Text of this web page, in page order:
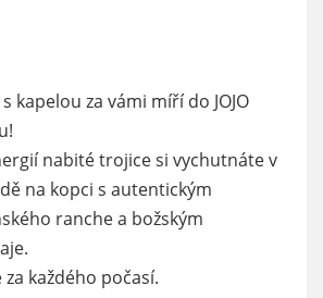
kapelou za vámi míří do JOJO
nabité trojice si vychutnáte v
na kopci s autentickým
ranche a božským
za každého počasí.